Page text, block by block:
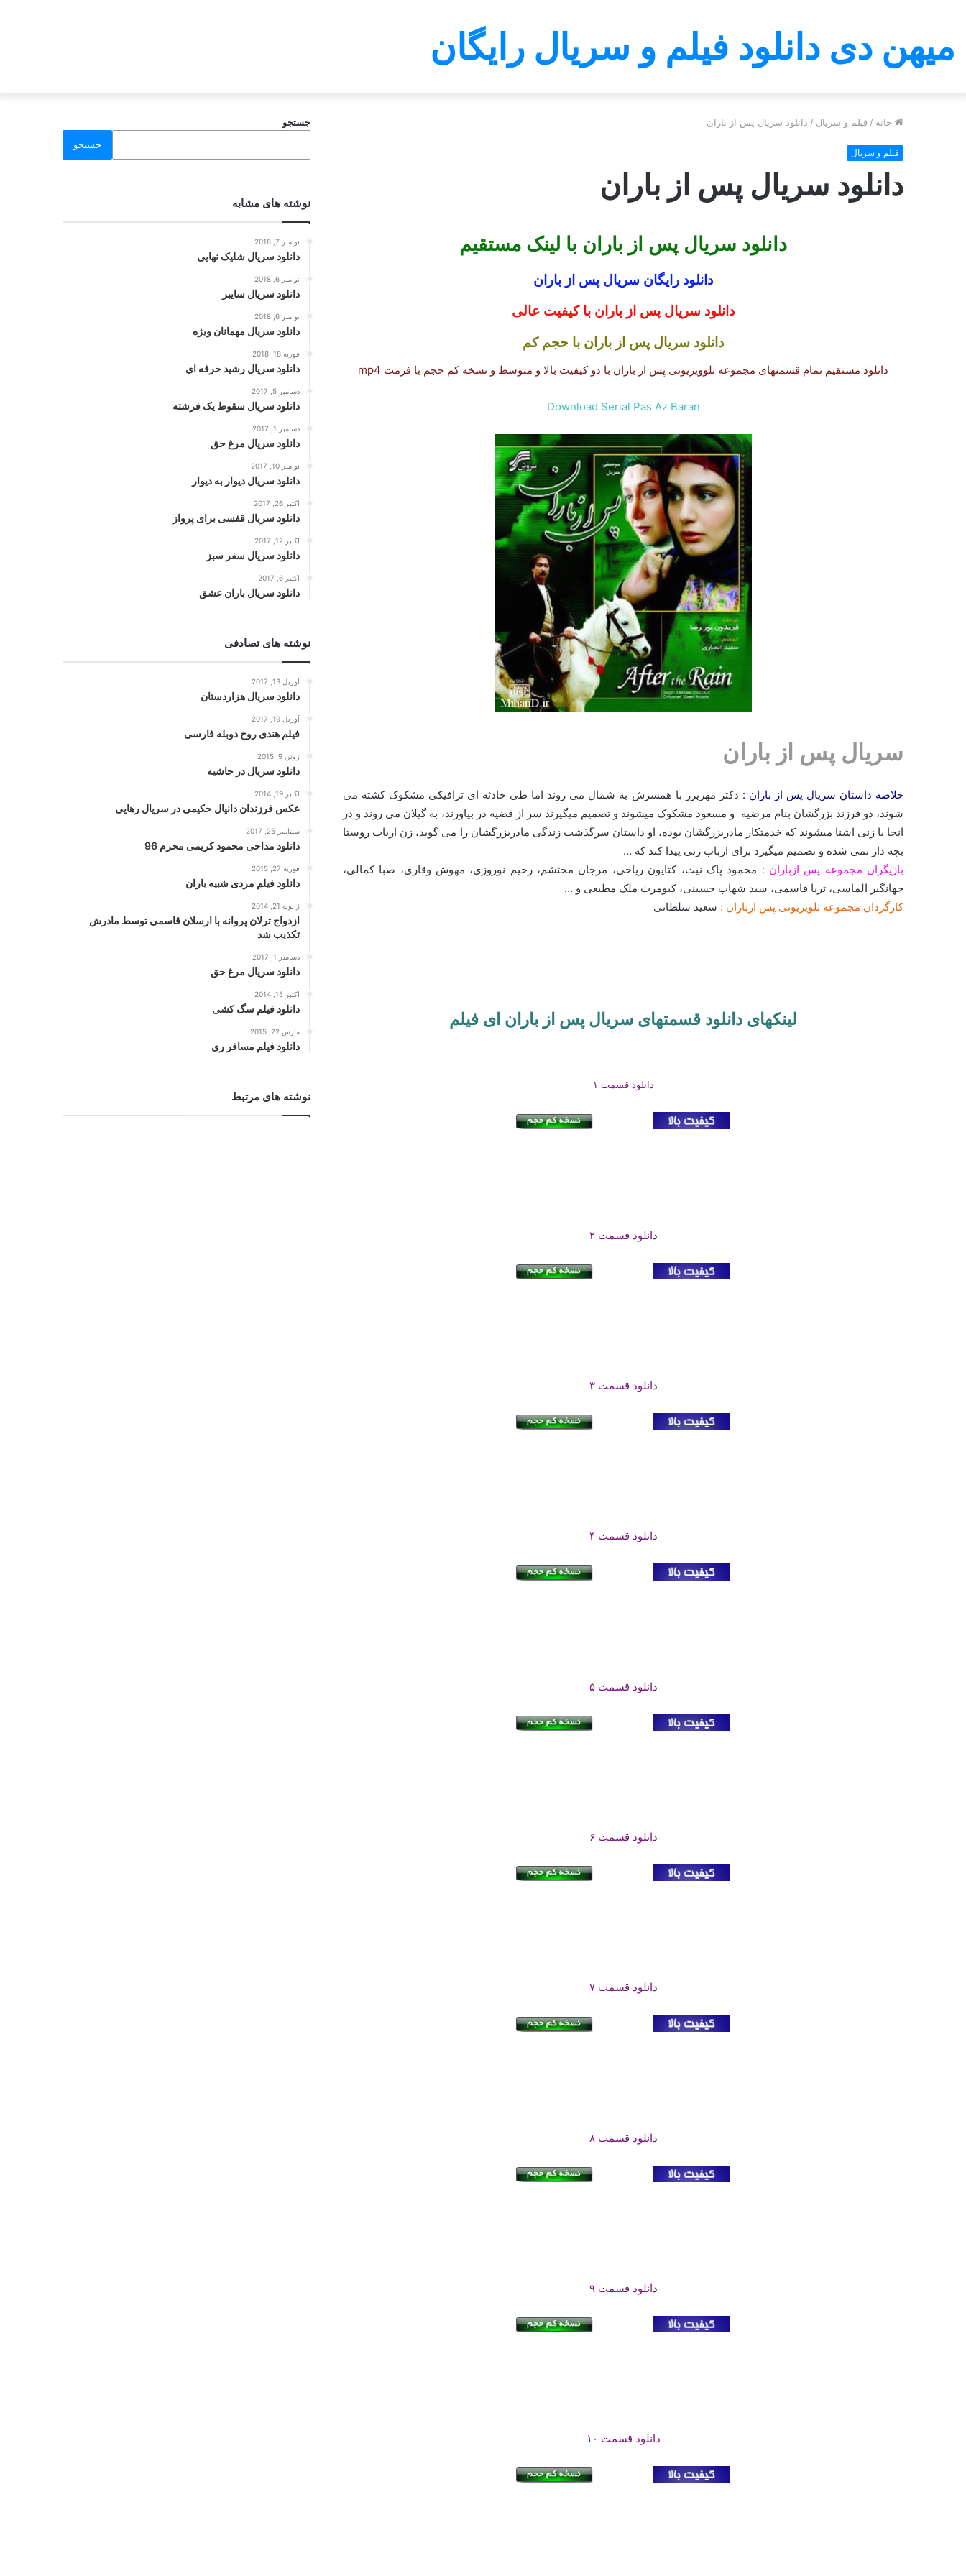
میهن دی دانلود فیلم و سریال رایگان
خانه / فیلم و سریال / دانلود سریال پس از باران
فیلم و سریال
دانلود سریال پس از باران
دانلود سریال پس از باران با لینک مستقیم
دانلود رایگان سریال پس از باران
دانلود سریال پس از باران با کیفیت عالی
دانلود سریال پس از باران با حجم کم
دانلود مستقیم تمام قسمتهای مجموعه تلوویزیونی پس از باران با دو کیفیت بالا و متوسط و نسخه کم حجم با فرمت mp4
Download Serial Pas Az Baran
سریال پس از باران
خلاصه داستان سریال پس از باران : دکتر مهرپرر با همسرش به شمال می روند اما طی حادثه ای ترافیکی مشکوک کشته می
شوند، دو فرزند بزرگشان بنام مرضیه و مسعود مشکوک میشوند و تصمیم میگیرند سر از قضیه در بیاورند، به گیلان می روند و در
انجا با زنی اشنا میشوند که خدمتکار مادربزرگشان بوده، او داستان سرگذشت زندگی مادربزرگشان را می گوید، زن ارباب روستا
بچه دار نمی شده و تصمیم میگیرد برای ارباب زنی پیدا کند که …
بازیگران مجموعه پس ازباران : محمود پاک نیت، کتایون ریاحی، مرجان محتشم، رحیم نوروزی، مهوش وقاری، صبا کمالی،
جهانگیر الماسی، ثریا قاسمی، سید شهاب حسینی، کیومرث ملک مطیعی و …
کارگردان مجموعه تلویزیونی پس ازباران : سعید سلطانی
لینکهای دانلود قسمتهای سریال پس از باران ای فیلم
دانلود قسمت ۱
دانلود قسمت ۲
دانلود قسمت ۳
دانلود قسمت ۴
دانلود قسمت ۵
دانلود قسمت ۶
دانلود قسمت ۷
دانلود قسمت ۸
دانلود قسمت ۹
دانلود قسمت ۱۰
جستجو
جستجو
نوشته های مشابه
نوامبر 7, 2018
دانلود سریال شلیک نهایی
نوامبر 6, 2018
دانلود سریال سایبر
نوامبر 6, 2018
دانلود سریال مهمانان ویژه
فوریه 18, 2018
دانلود سریال رشید حرفه ای
دسامبر 5, 2017
دانلود سریال سقوط یک فرشته
دسامبر 1, 2017
دانلود سریال مرغ حق
نوامبر 10, 2017
دانلود سریال دیوار به دیوار
اکتبر 26, 2017
دانلود سریال قفسی برای پرواز
اکتبر 12, 2017
دانلود سریال سفر سبز
اکتبر 6, 2017
دانلود سریال باران عشق
نوشته های تصادفی
آوریل 13, 2017
دانلود سریال هزاردستان
آوریل 19, 2017
فیلم هندی روح دوبله فارسی
ژوئن 9, 2015
دانلود سریال در حاشیه
اکتبر 19, 2014
عکس فرزندان دانیال حکیمی در سریال رهایی
سپتامبر 25, 2017
دانلود مداحی محمود کریمی محرم 96
فوریه 27, 2015
دانلود فیلم مردی شبیه باران
ژانویه 21, 2014
ازدواج ترلان پروانه با ارسلان قاسمی توسط مادرش
تکذیب شد
دسامبر 1, 2017
دانلود سریال مرغ حق
اکتبر 15, 2014
دانلود فیلم سگ کشی
مارس 22, 2015
دانلود فیلم مسافر ری
نوشته های مرتبط